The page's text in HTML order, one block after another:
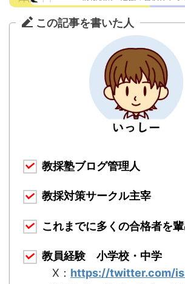
この記事を書いた人
教採塾ブログ管理人
教採対策サークル主宰
これまでに多くの合格者を輩
教員経験 小学校・中学
X： https://twitter.com/